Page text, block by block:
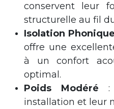
conservent leur
structurelle au fil
Isolation
offre une
à un confort
optimal.
Poids Modéré
:
installation et leur